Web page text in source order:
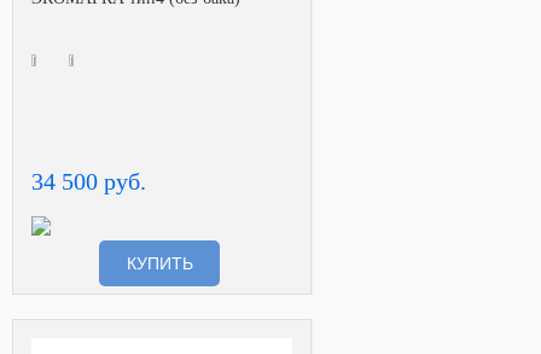
34 500 руб.
КУПИТЬ